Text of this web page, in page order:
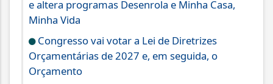
e altera programas Desenrola e Minha Casa,
Minha Vida
Congresso vai votar a Lei de Diretrizes
Orçamentárias de 2027 e, em seguida, o
Orçamento